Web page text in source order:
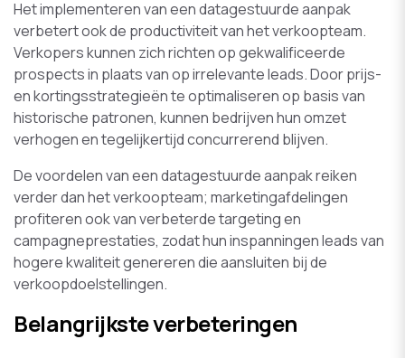
Het implementeren van een datagestuurde aanpak
verbetert ook de productiviteit van het verkoopteam.
Verkopers kunnen zich richten op gekwalificeerde
prospects in plaats van op irrelevante leads. Door prijs-
en kortingsstrategieën te optimaliseren op basis van
historische patronen, kunnen bedrijven hun omzet
verhogen en tegelijkertijd concurrerend blijven.
De voordelen van een datagestuurde aanpak reiken
verder dan het verkoopteam; marketingafdelingen
profiteren ook van verbeterde targeting en
campagneprestaties, zodat hun inspanningen leads van
hogere kwaliteit genereren die aansluiten bij de
verkoopdoelstellingen.
Belangrijkste verbeteringen